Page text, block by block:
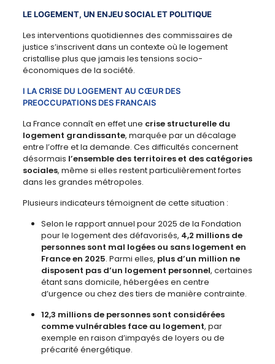
LE LOGEMENT, UN ENJEU SOCIAL ET POLITIQUE
Les interventions quotidiennes des commissaires de
justice s’inscrivent dans un contexte où le logement
cristallise plus que jamais les tensions socio-
économiques de la société.
I LA CRISE DU LOGEMENT AU CŒUR DES
PREOCCUPATIONS DES FRANCAIS
La France connaît en effet une crise structurelle du
logement grandissante, marquée par un décalage
entre l’offre et la demande. Ces difficultés concernent
désormais l’ensemble des territoires et des catégories
sociales, même si elles restent particulièrement fortes
dans les grandes métropoles.
Plusieurs indicateurs témoignent de cette situation :
Selon le rapport annuel pour 2025 de la Fondation
pour le logement des défavorisés, 4,2 millions de
personnes sont mal logées ou sans logement en
France en 2025. Parmi elles, plus d’un million ne
disposent pas d’un logement personnel, certaines
étant sans domicile, hébergées en centre
d’urgence ou chez des tiers de manière contrainte.
12,3 millions de personnes sont considérées
comme vulnérables face au logement, par
exemple en raison d’impayés de loyers ou de
précarité énergétique.